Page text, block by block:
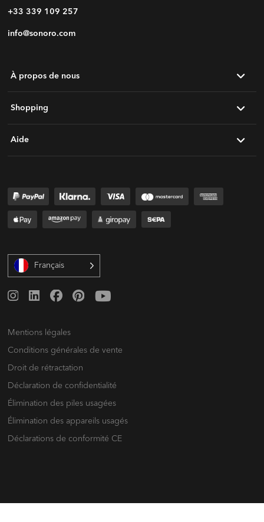
+33 339 109 257
info@sonoro.com
À propos de nous
Shopping
Aide
Français
Mentions légales
Conditions générales de vente
Droit de rétractation
Déclaration de confidentialité
Élimination des piles usagées
Élimination des appareils usagés
Déclarations de conformité CE